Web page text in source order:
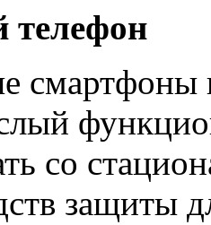
смартфоны
со
защиты